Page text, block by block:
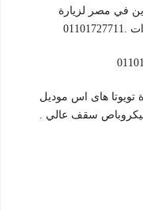
في مصر لزيارة
هاى اس موديل